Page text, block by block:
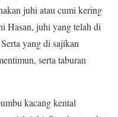
juhi atau cumi kering
Hasan, juhi yang telah di
yang di sajikan
serta taburan
kacang kental